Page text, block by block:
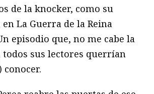
de la knocker, como su
La Guerra de la Reina
episodio que, no me cabe la
sus lectores querrían